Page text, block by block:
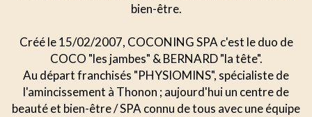
bien-être.
Créé le 15/02/2007, COCONING SPA c'est le duo de
COCO "les jambes" & BERNARD "la tête".
Au départ franchisés "PHYSIOMINS", spécialiste de
l'amincissement à Thonon ; aujourd'hui un centre de
beauté et bien-être / SPA connu de tous avec une équipe